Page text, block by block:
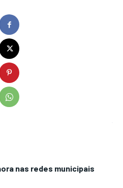
nas redes municipais